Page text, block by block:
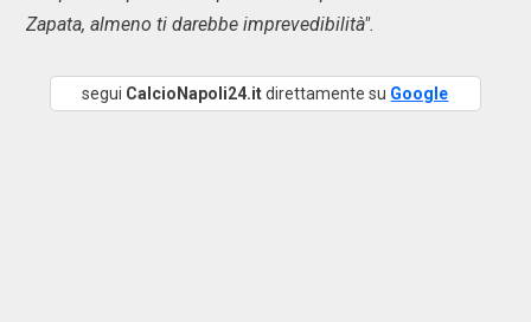
Zapata, almeno ti darebbe imprevedibilità".
segui CalcioNapoli24.itdirettamente su Google